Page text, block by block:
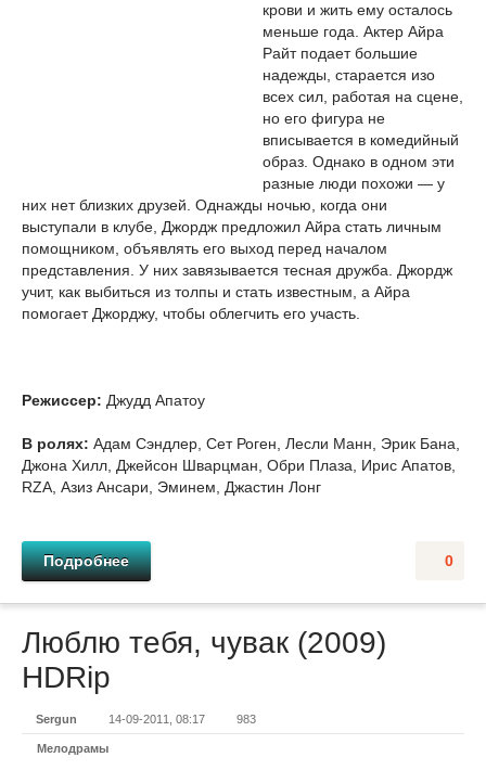
крови и жить ему осталось
меньше года. Актер Айра
Райт подает большие
надежды, старается изо
всех сил, работая на сцене,
но его фигура не
вписывается в комедийный
образ. Однако в одном эти
разные люди похожи — у
них нет близких друзей. Однажды ночью, когда они
выступали в клубе, Джордж предложил Айра стать личным
помощником, объявлять его выход перед началом
представления. У них завязывается тесная дружба. Джордж
учит, как выбиться из толпы и стать известным, а Айра
помогает Джорджу, чтобы облегчить его участь.
Режиссер: Джудд Апатоу
В ролях: Адам Сэндлер, Сет Роген, Лесли Манн, Эрик Бана,
Джона Хилл, Джейсон Шварцман, Обри Плаза, Ирис Апатов,
RZA, Азиз Ансари, Эминем, Джастин Лонг
0
Подробнее
Люблю тебя, чувак (2009)
HDRір
Sergun 14-09-2011, 08:17 983
Мелодрамы